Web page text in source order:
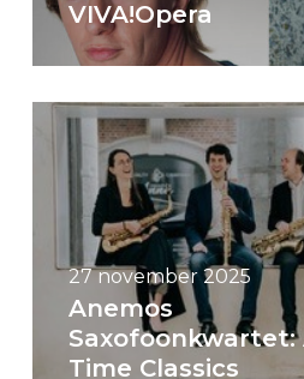
VIVA!Opera
27 november 2025
Anemos
Saxofoonkwartet:
Time Classics